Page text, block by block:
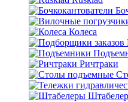
Колеса
Ричтраки